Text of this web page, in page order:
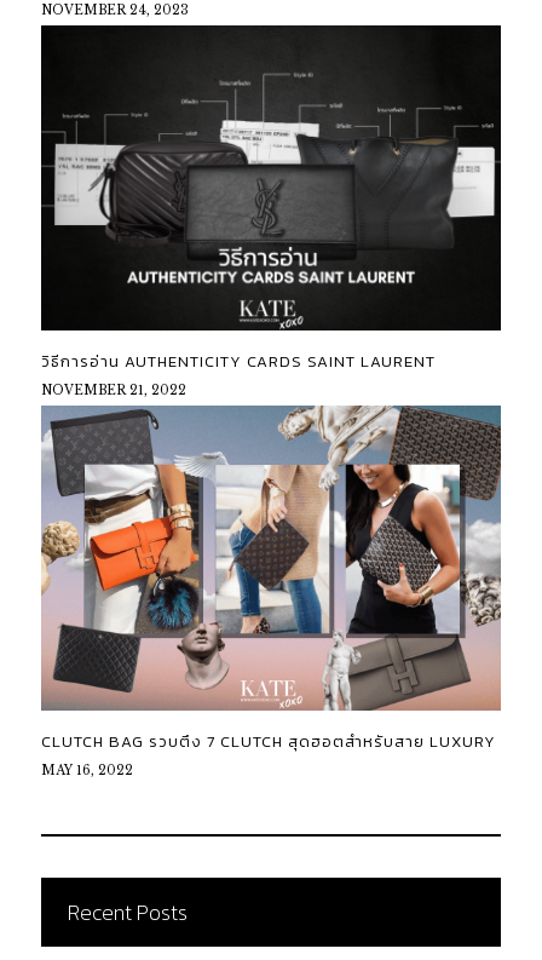
NOVEMBER 24, 2023
วิธีการอ่าน AUTHENTICITY CARDS SAINT LAURENT
NOVEMBER 21, 2022
CLUTCH BAG รวบตึง 7 CLUTCH สุดฮอตสำหรับสาย LUXURY
MAY 16, 2022
Recent Posts